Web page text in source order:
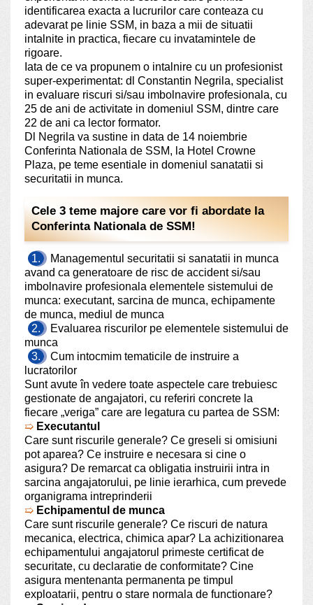
identificarea exacta a lucrurilor care conteaza cu
adevarat pe linie SSM, in baza a mii de situatii
intalnite in practica, fiecare cu invatamintele de
rigoare.
Iata de ce va propunem o intalnire cu un profesionist
super-experimentat: dl Constantin Negrila, specialist
in evaluare riscuri si/sau imbolnavire profesionala, cu
25 de ani de activitate in domeniul SSM, dintre care
22 de ani ca lector formator.
Dl Negrila va sustine in data de 14 noiembrie
Conferinta Nationala de SSM, la Hotel Crowne
Plaza, pe teme esentiale in domeniul sanatatii si
securitatii in munca.
Cele 3 teme majore care vor fi abordate la
Conferinta Nationala de SSM!
1.
Managementul securitatii si sanatatii in munca
avand ca generatoare de risc de accident si/sau
imbolnavire profesionala elementele sistemului de
munca: executant, sarcina de munca, echipamente
de munca, mediul de munca
2.
Evaluarea riscurilor pe elementele sistemului de
munca
3.
Cum intocmim tematicile de instruire a
lucratorilor
Sunt avute în vedere toate aspectele care trebuiesc
gestionate de angajatori, cu referiri concrete la
fiecare „veriga” care are legatura cu partea de SSM:
➯ Executantul
Care sunt riscurile generale? Ce greseli si omisiuni
pot aparea? Ce instruire e necesara si cine o
asigura? De remarcat ca obligatia instruirii intra in
sarcina angajatorului, pe linie ierarhica, cum prevede
organigrama intreprinderii
➯ Echipamentul de munca
Care sunt riscurile generale? Ce riscuri de natura
mecanica, electrica, chimica apar? La achizitionarea
echipamentului angajatorul primeste certificat de
securitate, cu declaratie de conformitate? Cine
asigura mentenanta permanenta pe timpul
exploatarii, pentru o stare normala de functionare?